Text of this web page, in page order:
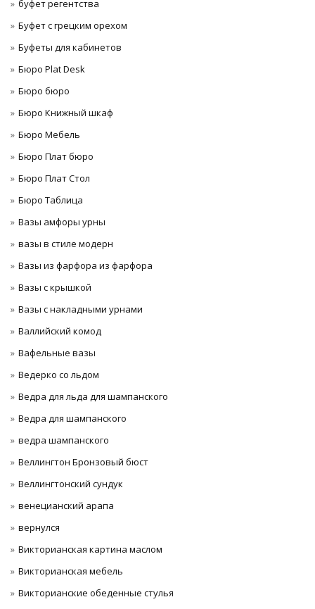
буфет регентства
Буфет с грецким орехом
Буфеты для кабинетов
Бюро Plat Desk
Бюро бюро
Бюро Книжный шкаф
Бюро Мебель
Бюро Плат бюро
Бюро Плат Стол
Бюро Таблица
Вазы амфоры урны
вазы в стиле модерн
Вазы из фарфора из фарфора
Вазы с крышкой
Вазы с накладными урнами
Валлийский комод
Вафельные вазы
Ведерко со льдом
Ведра для льда для шампанского
Ведра для шампанского
ведра шампанского
Веллингтон Бронзовый бюст
Веллингтонский сундук
венецианский арапа
вернулся
Викторианская картина маслом
Викторианская мебель
Викторианские обеденные стулья